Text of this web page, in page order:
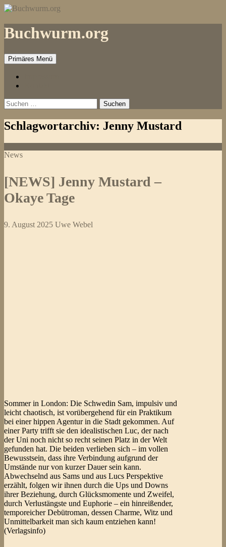
Zum
springen
Buchwurm.org
Primäres Menü
Suchen
nach:
Schlagwortarchiv: Jenny Mustard
News
[NEWS] Jenny Mustard –
Okaye Tage
9. August 2025 Uwe Webel
Sommer in London: Die Schwedin Sam, impulsiv und
leicht chaotisch, ist vorübergehend für ein Praktikum
bei einer hippen Agentur in die Stadt gekommen. Auf
einer Party trifft sie den idealistischen Luc, der nach
der Uni noch nicht so recht seinen Platz in der Welt
gefunden hat. Die beiden verlieben sich – im vollen
Bewusstsein, dass ihre Verbindung aufgrund der
Umstände nur von kurzer Dauer sein kann.
Abwechselnd aus Sams und aus Lucs Perspektive
erzählt, folgen wir ihnen durch die Ups und Downs
ihrer Beziehung, durch Glücksmomente und Zweifel,
durch Verlustängste und Euphorie – ein hinreißender,
temporeicher Debütroman, dessen Charme, Witz und
Unmittelbarkeit man sich kaum entziehen kann!
(Verlagsinfo)